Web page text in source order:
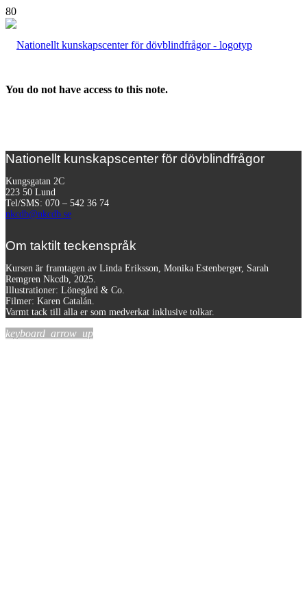
You do not have access to this note.
Nationellt kunskapscenter för dövblindfrågor
Kungsgatan 2C
223 50 Lund
Tel/SMS: 070 – 542 36 74
nkcdb@nkcdb.se
Om taktilt teckenspråk
Kursen är framtagen av Linda Eriksson, Monika Estenberger, Sarah
Remgren Nkcdb, 2025.
Illustrationer: Lönegård & Co.
Filmer: Karen Catalán.
Varmt tack till alla er som medverkat inklusive tolkar.
keyboard_arrow_up